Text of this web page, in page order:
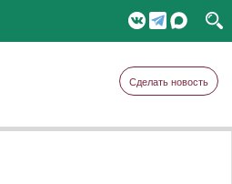
Сделать новость